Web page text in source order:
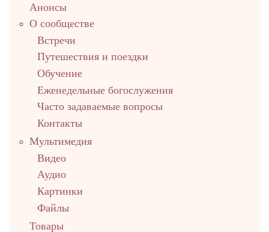
Анонсы
О сообществе
Встречи
Путешествия и поездки
Обучение
Еженедельные богослужения
Часто задаваемые вопросы
Контакты
Мультимедия
Видео
Аудио
Картинки
Файлы
Товары